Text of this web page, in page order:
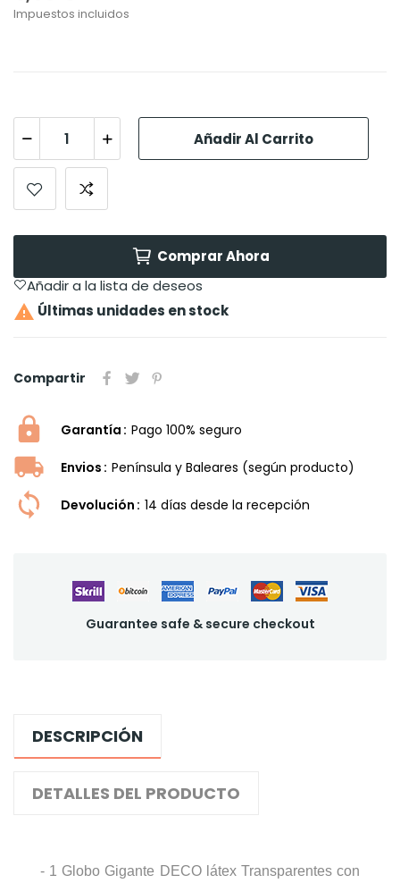
Impuestos incluidos
Añadir Al Carrito
Comprar Ahora
Añadir a la lista de deseos
 Últimas unidades en stock
Compartir
Garantía Pago 100% seguro
Envios Península y Baleares (según producto)
Devolución 14 dí­as desde la recepción
Guarantee safe & secure checkout
DESCRIPCIÓN
DETALLES DEL PRODUCTO
- 1 Globo Gigante DECO látex Transparentes con